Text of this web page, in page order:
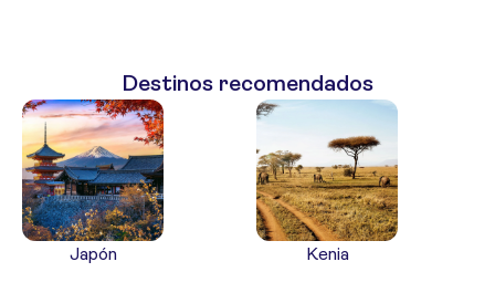
Destinos recomendados
Japón Kenia